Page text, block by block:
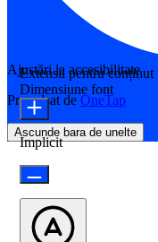
Ajustări la accesibilitate
Propulsat de OneTap
Ascunde bara de unelte
Extensii pentru conținut
Dimensiune font
Implicit